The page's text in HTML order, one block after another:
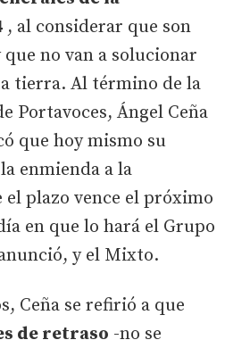
, al considerar que son
que no van a solucionar
tierra. Al término de la
Portavoces, Ángel Ceña
que hoy mismo su
enmienda a la
el plazo vence el próximo
en que lo hará el Grupo
y el Mixto.
Ceña se refirió a que
de retraso -no se